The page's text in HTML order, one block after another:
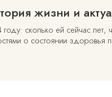
жизни и
сколько ей сейчас лет,
о состоянии здоровья